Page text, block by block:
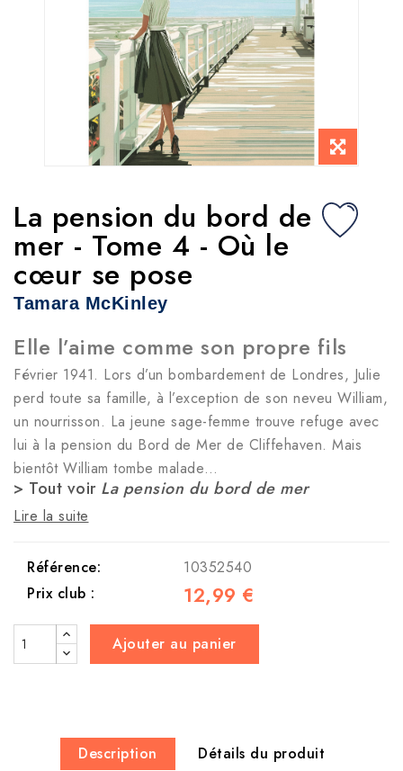
La pension du bord de
mer - Tome 4 - Où le
cœur se pose
Tamara McKinley
Elle l’aime comme son propre fils
Février 1941. Lors d’un bombardement de Londres, Julie
perd toute sa famille, à l’exception de son neveu William,
un nourrisson. La jeune sage-femme trouve refuge avec
lui à la pension du Bord de Mer de Cliffehaven. Mais
bientôt William tombe malade…
> Tout voir La pension du bord de mer
Lire la suite
Référence:
10352540
Prix club :
12,99 €
Ajouter au panier
Description Détails du produit